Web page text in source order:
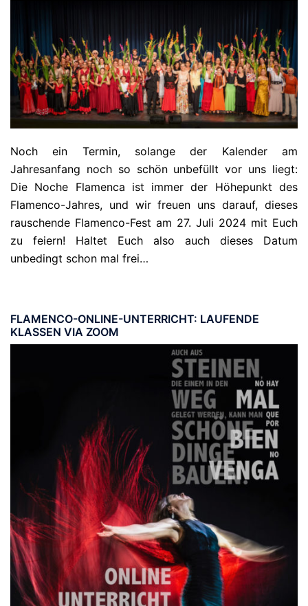
Noch ein Termin, solange der Kalender am
Jahresanfang noch so schön unbefüllt vor uns liegt:
Die Noche Flamenca ist immer der Höhepunkt des
Flamenco-Jahres, und wir freuen uns darauf, dieses
rauschende Flamenco-Fest am 27. Juli 2024 mit Euch
zu feiern! Haltet Euch also auch dieses Datum
unbedingt schon mal frei…
FLAMENCO-ONLINE-UNTERRICHT: LAUFENDE
KLASSEN VIA ZOOM